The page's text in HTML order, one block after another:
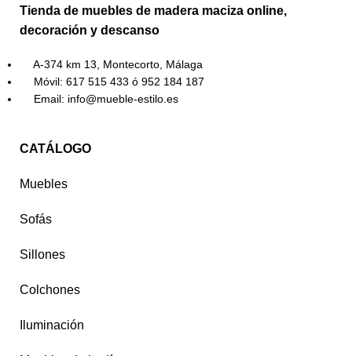
Tienda de muebles de madera maciza online,
decoración y descanso
A-374 km 13, Montecorto, Málaga
Móvil: 617 515 433 ó 952 184 187
Email: info@mueble-estilo.es
CATÁLOGO
Muebles
Sofás
Sillones
Colchones
Iluminación